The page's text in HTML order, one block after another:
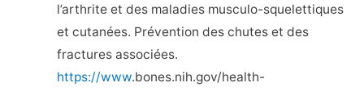
l’arthrite et des maladies musculo-squelettiques
et cutanées. Prévention des chutes et des
fractures associées.
https://www.bones.nih.gov/health-